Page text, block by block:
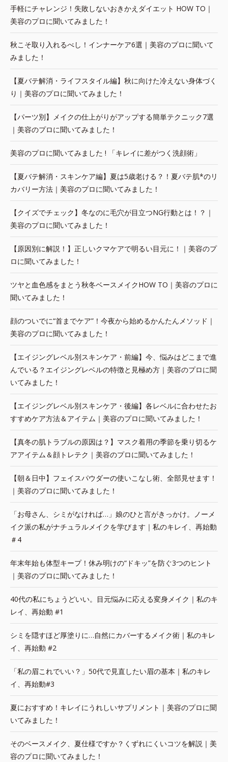
手軽にチャレンジ！失敗しないおきかえダイエット HOW TO｜
美容のプロに聞いてみました！
秋こそ取り入れるべし！インナーケア6選｜美容のプロに聞いて
みました！
【夏バテ解消・ライフスタイル編】秋に向けた冷えない身体づく
り｜美容のプロに聞いてみました！
【パーツ別】メイクの仕上がりがアップする簡単テクニック7選
｜美容のプロに聞いてみました！
美容のプロに聞いてみました ! 「キレイに差がつく洗顔術」
【夏バテ解消・スキンケア編】夏は5歳老ける？！夏バテ肌*のリ
カバリー方法｜美容のプロに聞いてみました！
【クイズでチェック】冬なのに毛穴が目立つNG行動とは！？｜
美容のプロに聞いてみました！
【原因別に解説！】正しいクマケアで明るい目元に！｜美容のプ
ロに聞いてみました！
ツヤと血色感をまとう秋冬ベースメイクHOW TO｜美容のプロに
聞いてみました！
顔のついでに“首までケア”！今夜から始めるかんたんメソッド｜
美容のプロに聞いてみました！
【エイジングレベル別スキンケア・前編】今、悩みはどこまで進
んでいる？エイジングレベルの特徴と見極め方｜美容のプロに聞
いてみました！
【エイジングレベル別スキンケア・後編】各レベルに合わせたお
すすめケア方法＆アイテム｜美容のプロに聞いてみました！
【真冬の肌トラブルの原因は？】マスク着用の季節を乗り切るケ
アアイテム＆顔トレテク｜美容のプロに聞いてみました！
【朝＆日中】フェイスパウダーの使いこなし術、全部見せます！
｜美容のプロに聞いてみました！
「お母さん、シミがなければ…」娘のひと言がきっかけ。ノーメ
イク派の私がナチュラルメイクを学びます｜私のキレイ、再始動
＃4
年末年始も体型キープ！休み明けの“ドキッ”を防ぐ3つのヒント
｜美容のプロに聞いてみました！
40代の私にちょうどいい。目元悩みに応える変身メイク｜私のキ
レイ、再始動 #1
シミを隠すほど厚塗りに…自然にカバーするメイク術｜私のキレ
イ、再始動 #2
「私の眉これでいい？」50代で見直したい眉の基本｜私のキレ
イ、再始動#3
夏におすすめ！キレイにうれしいサプリメント｜美容のプロに聞
いてみました！
そのベースメイク、夏仕様ですか？くずれにくいコツを解説｜美
容のプロに聞いてみました！